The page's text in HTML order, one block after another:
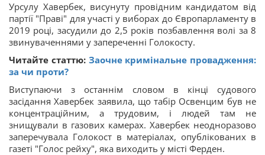
Урсулу Хавербек, висунуту провідним кандидатом від
партії "Праві" для участі у виборах до Європарламенту в
2019 році, засудили до 2,5 років позбавлення волі за 8
звинуваченнями у запереченні Голокосту.
Читайте статтю: Заочне кримінальне провадження:
за чи проти?
Виступаючи з останнім словом в кінці судового
засідання Хавербек заявила, що табір Освенцим був не
концентраційним, а трудовим, і людей там не
знищували в газових камерах. Хавербек неодноразово
заперечувала Голокост в матеріалах, опублікованих в
газеті "Голос рейху", яка виходить у місті Ферден.